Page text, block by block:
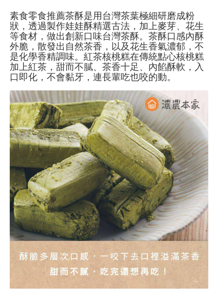
素食零食推薦茶酥是用台灣茶葉極細研磨成粉
狀，透過製作娃娃酥精選古法，加上麥芽、花生
等食材，做出創新口味台灣茶酥。茶酥口感內酥
外脆，散發出自然茶香，以及花生香氣濃郁，不
是化學香精調味。紅茶核桃糕在傳統點心核桃糕
加上紅茶，甜而不膩、茶香十足、內餡酥軟，入
口即化，不會黏牙，連長輩吃也咬的動。